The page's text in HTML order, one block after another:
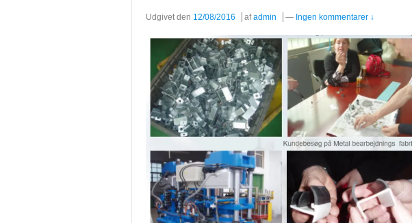
Udgivet den 12/08/2016 afadmin — Ingen kommentarer ↓